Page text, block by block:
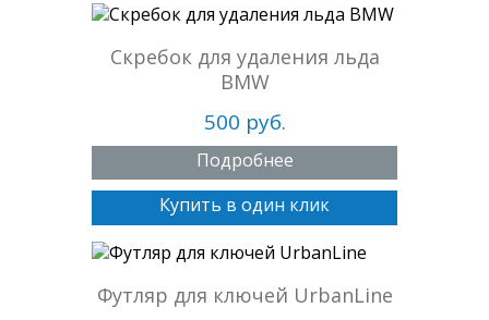
Скребок для удаления льда
BMW
500 руб.
Подробнее
Купить в один клик
Футляр для ключей UrbanLine